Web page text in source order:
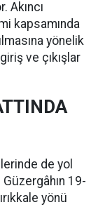
Akıncı
kapsamında
yönelik
ve çıkışlar
de yol
19-
yönü